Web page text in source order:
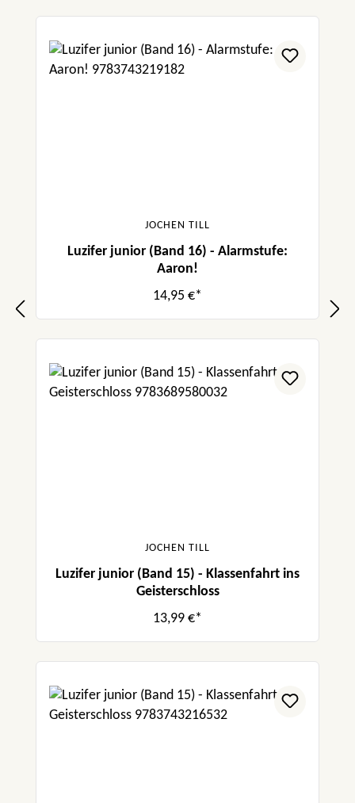
JOCHEN TILL
Luzifer junior (Band 16) - Alarmstufe:
Aaron!
14,95 €*
JOCHEN TILL
Luzifer junior (Band 15) - Klassenfahrt ins
Geisterschloss
13,99 €*